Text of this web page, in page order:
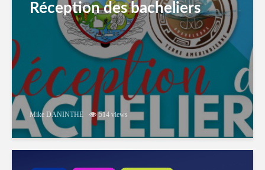
Réception des bacheliers
Mike DANINTHE 514 views